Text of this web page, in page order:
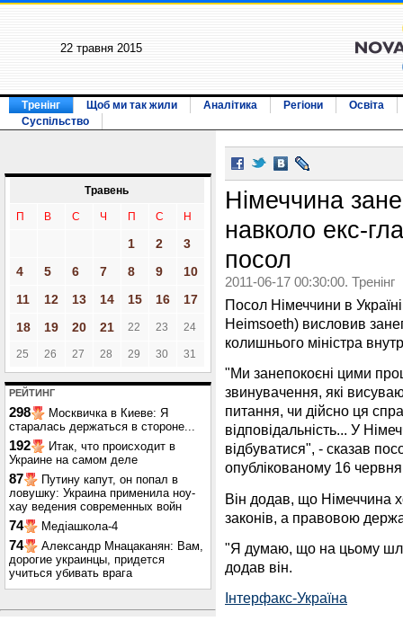
22 травня 2015
Тренінг Щоб ми так жили Аналітика Регіони
Освіта
Суспільство
Травень
П В С Ч П С Н
1 2
3
4
5 6 7 8 9
10
11
12 13 14 15 16
17
18
19 20 21 22 23 24
25 26 27 28 29 30 31
РЕЙТИНГ
298
Москвичка в Киеве: Я
старалась держаться в стороне...
192
Итак, что происходит в
Украине на самом деле
87
Путину капут, он попал в
ловушку: Украина применила ноу-
хау ведения современных войн
74 Медіашкола-4
74
Александр Мнацаканян: Вам,
дорогие украинцы, придется
учиться убивать врага
Німеччина
навколо екс-
посол
2011-06-17 00:30:00. Тренінг
Посол Німеччини в
Heimsoeth) висловив
колишнього міністра
"Ми занепокоєні цими
звинувачення, які
питання, чи дійсно ця
відповідальність... У
відбуватися", - сказав
опублікованому 16
Він додав, що Німеччина
законів, а правовою
"Я думаю, що на цьому
додав він.
Інтерфакс-Україна